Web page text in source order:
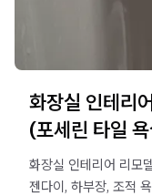
화장실 인테리
(포세린 타일
화장실 인테리어 리모
젠다이, 하부장, 조적